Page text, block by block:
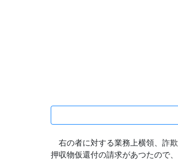
右の者に対する業務上横領、詐
押収物仮還付の請求があつたので